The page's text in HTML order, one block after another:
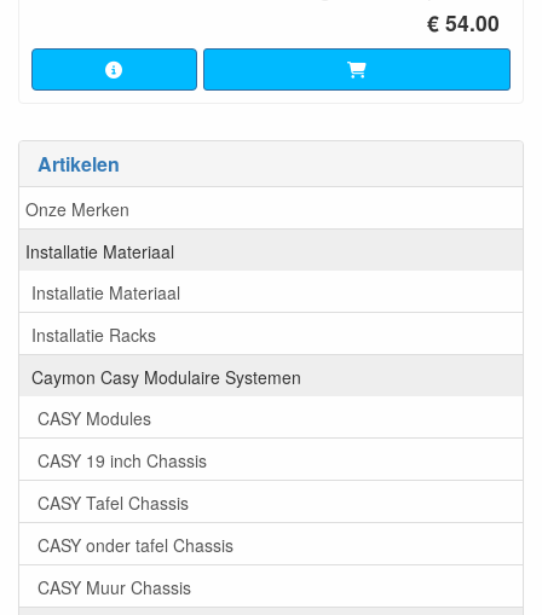
Artikelen
Onze Merken
Installatie Materiaal
Installatie Materiaal
Installatie Racks
Caymon Casy Modulaire Systemen
CASY Modules
CASY 19 inch Chassis
CASY Tafel Chassis
CASY onder tafel Chassis
CASY Muur Chassis
€ 54.00